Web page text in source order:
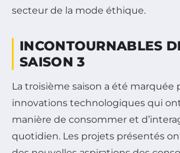
secteur de la mode éthique.
INCONTOURNABLES
SAISON 3
La troisième saison a été marquée
innovations technologiques qui
manière de consommer et
quotidien. Les projets présentés